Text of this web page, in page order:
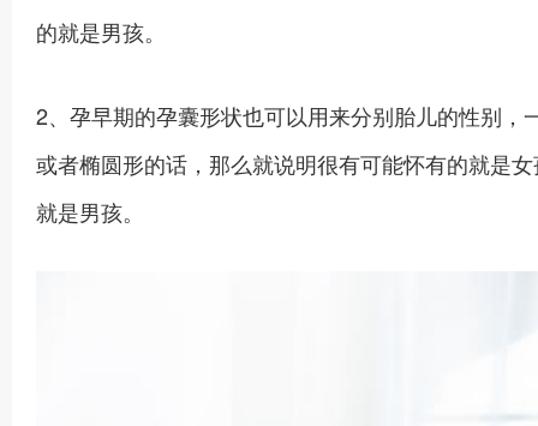
的就是男孩。
2、孕早期的孕囊形状也可以用来分别胎儿的性别
或者椭圆形的话，那么就说明很有可能怀有的就是
就是男孩。